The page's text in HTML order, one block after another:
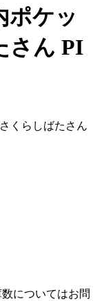
ポケッ
さん PI
くらしばたさん
についてはお問